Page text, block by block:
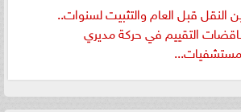
النقل قبل العام والتثبيت لسنوات..
التقييم في حركة مديري